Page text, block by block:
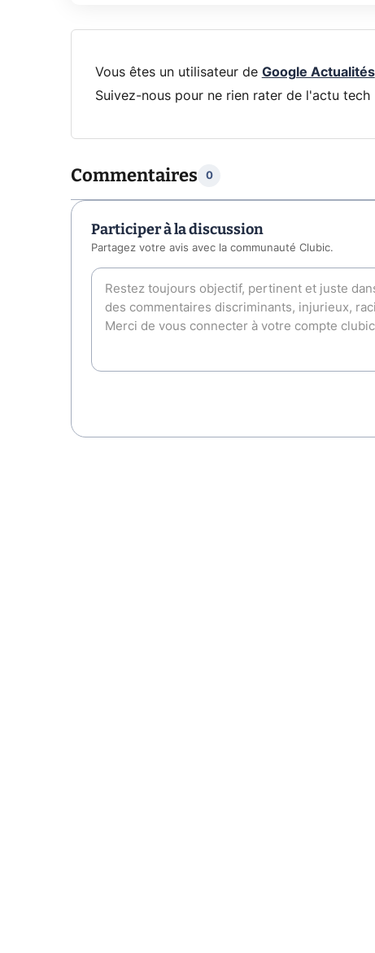
Vous êtes un utilisateur de Google Actualités
Suivez-nous pour ne rien rater de l'actu tech
Commentaires 0
Participer à la discussion
Partagez votre avis avec la communauté Clubic.